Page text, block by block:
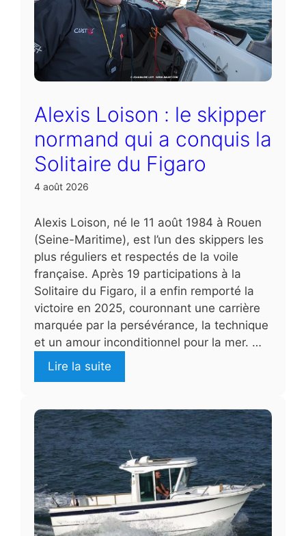
Alexis Loison : le skipper
normand qui a conquis la
Solitaire du Figaro
4 août 2026
Alexis Loison, né le 11 août 1984 à Rouen
(Seine-Maritime), est l’un des skippers les
plus réguliers et respectés de la voile
française. Après 19 participations à la
Solitaire du Figaro, il a enfin remporté la
victoire en 2025, couronnant une carrière
marquée par la persévérance, la technique
et un amour inconditionnel pour la mer. …
Lire la suite